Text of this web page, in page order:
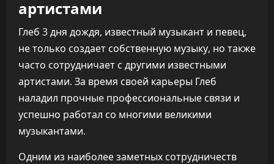
артистами
Глеб 3 дня дождя, известный музыкант и певец,
не только создает собственную музыку, но также
часто сотрудничает с другими известными
артистами. За время своей карьеры Глеб
наладил прочные профессиональные связи и
успешно работал со многими великими
музыкантами.
Одним из наиболее заметных сотрудничеств